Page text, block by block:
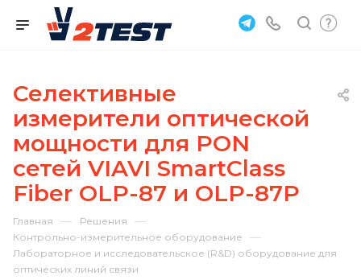
Селективные
измерители оптической
мощности для PON
сетей VIAVI SmartClass
Fiber OLP-87 и OLP-87P
Главная — Решения —
Контрольно-измерительное оборудование —
Лабораторное и исследовательское (R&D) оборудование для
оптических линий связи